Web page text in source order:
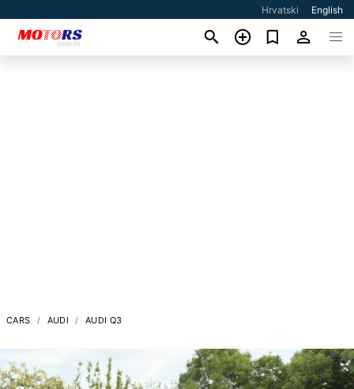
Hrvatski English
CARS AUDI AUDI Q3